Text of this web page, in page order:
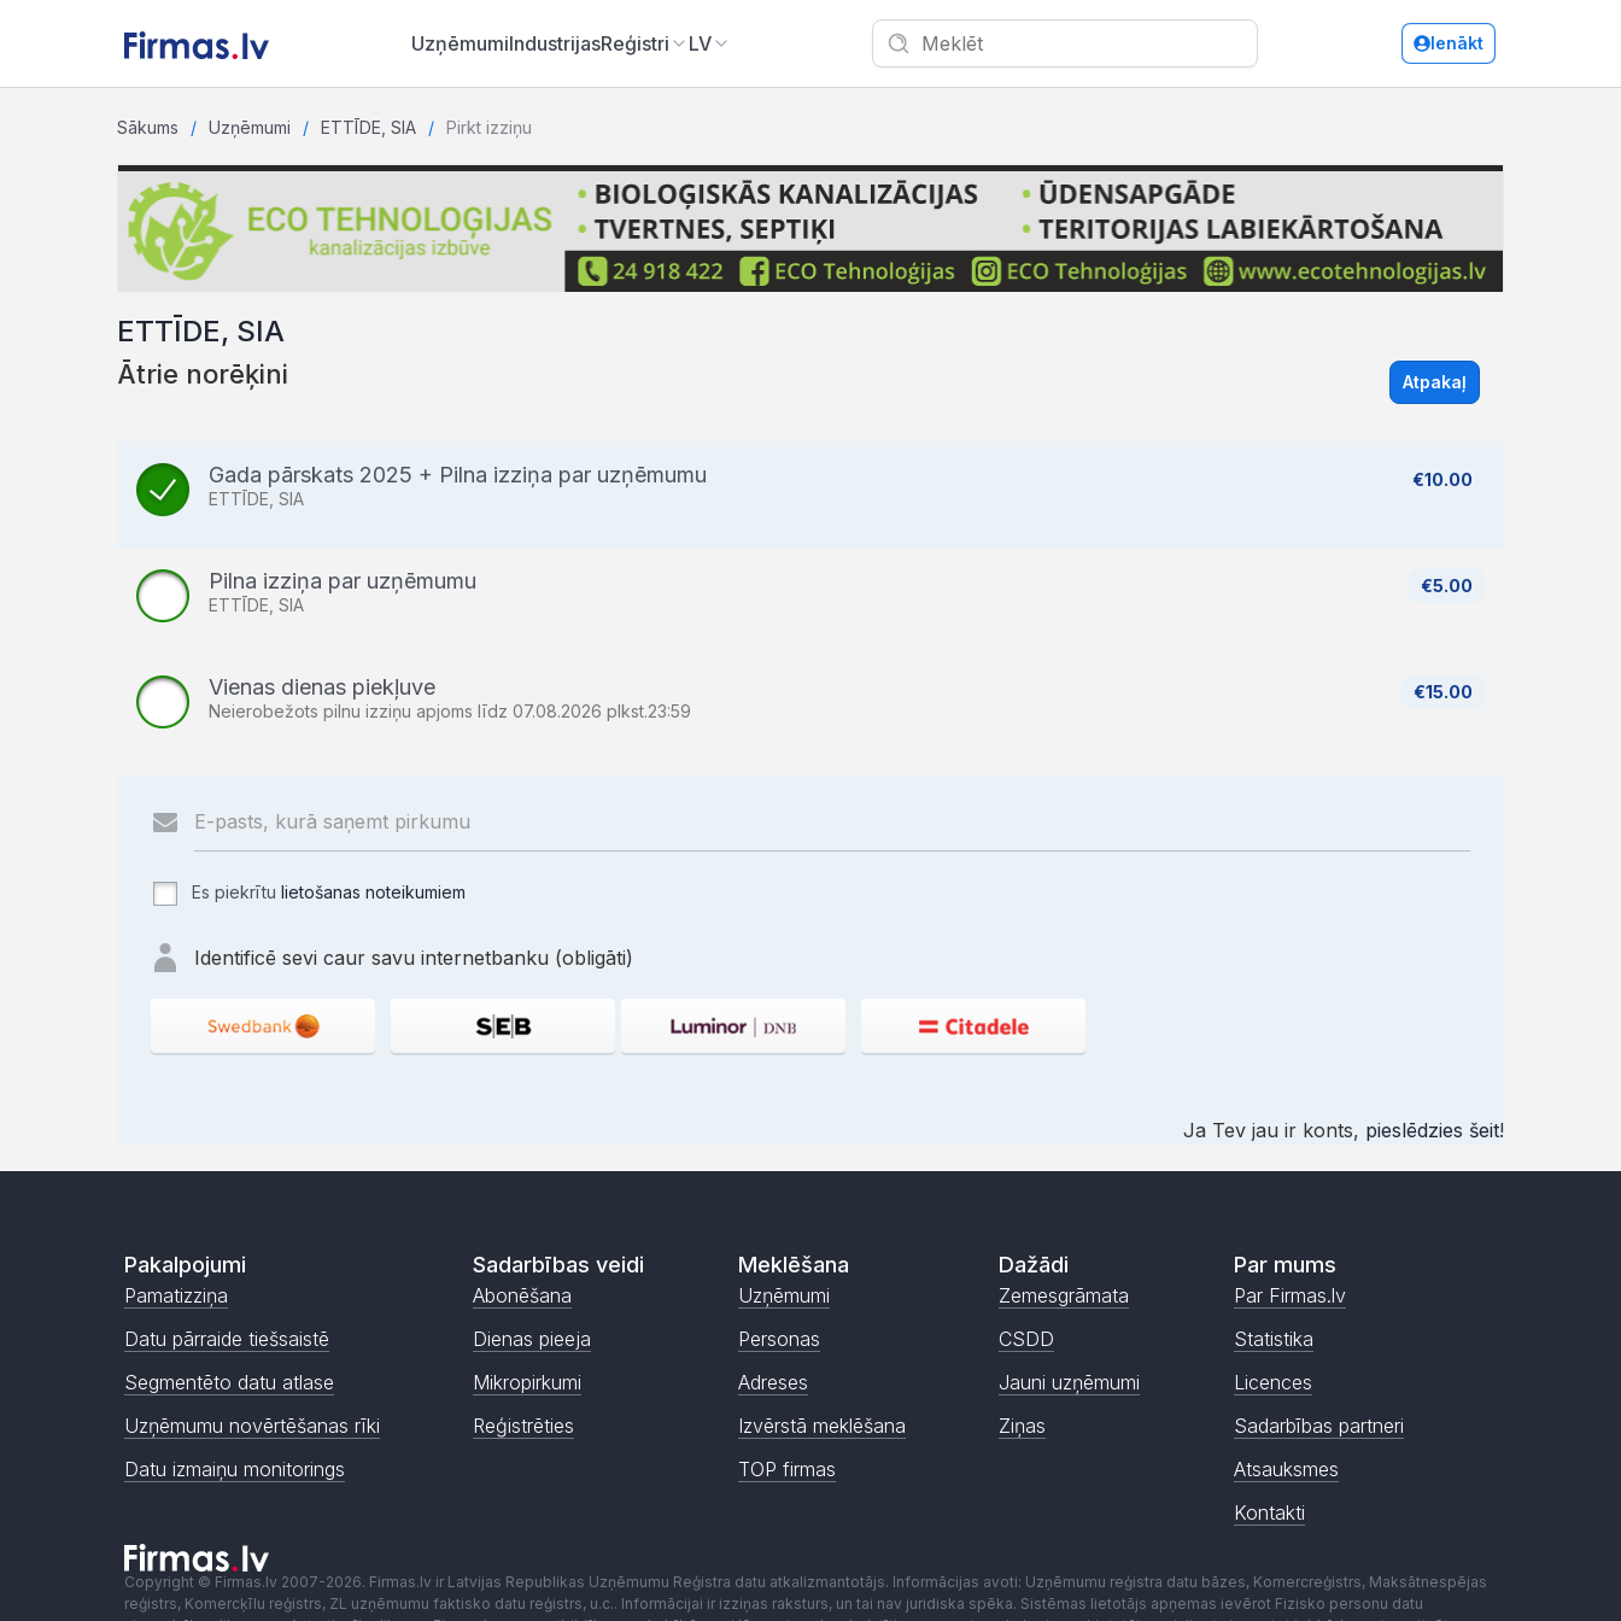
UzņēmumiIndustrijasReģistri LV Ienākt
Sākums Uzņēmumi ETTĪDE, SIA Pirkt izziņu
ETTĪDE, SIA
Ātrie norēķini Atpakaļ
€10.00
Gada pārskats 2025 + Pilna izziņa par uzņēmumu
ETTĪDE, SIA
€5.00
Pilna izziņa par uzņēmumu
ETTĪDE, SIA
€15.00
Vienas dienas piekļuve
Neierobežots pilnu izziņu apjoms līdz 07.08.2026 plkst.23:59
Es piekrītu lietošanas noteikumiem
Identificē sevi caur savu internetbanku (obligāti)
Ja Tev jau ir konts, pieslēdzies šeit!
Pakalpojumi
Pamatizziņa
Datu pārraide tiešsaistē
Segmentēto datu atlase
Uzņēmumu novērtēšanas rīki
Datu izmaiņu monitorings
Sadarbības veidi
Abonēšana
Dienas pieeja
Mikropirkumi
Reģistrēties
Meklēšana
Uzņēmumi
Personas
Adreses
Izvērstā meklēšana
TOP firmas
Dažādi
Zemesgrāmata
CSDD
Jauni uzņēmumi
Ziņas
Par mums
Par Firmas.lv
Statistika
Licences
Sadarbības partneri
Atsauksmes
Kontakti
Copyright © Firmas.lv 2007-2026. Firmas.lv ir Latvijas Republikas Uzņēmumu Reģistra datu atkalizmantotājs. Informācijas avoti: Uzņēmumu reģistra datu bāzes, Komercreģistrs, Maksātnespējas
reģistrs, Komercķīlu reģistrs, ZL uzņēmumu faktisko datu reģistrs, u.c.. Informācijai ir izziņas raksturs, un tai nav juridiska spēka. Sistēmas lietotājs apņemas ievērot Fizisko personu datu